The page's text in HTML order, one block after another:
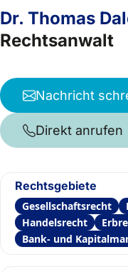
Dr. Thomas
Rechtsanwalt
Nachricht
Direkt anrufen
Rechtsgebiete
Gesellschaftsrecht
Handelsrecht
Bank- und